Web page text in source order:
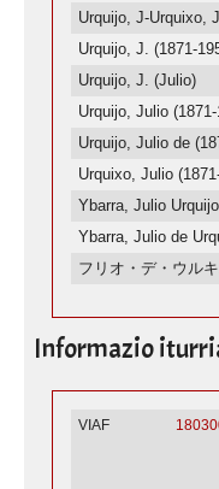
Urquijo, J-Urquixo,
Urquijo, J. (1871-
Urquijo, J. (Julio)
Urquijo, Julio
Urquijo, Julio de
Urquixo, Julio
Ybarra, Julio
Ybarra, Julio de
フリオ・デ・ウル
Informazio
VIAF